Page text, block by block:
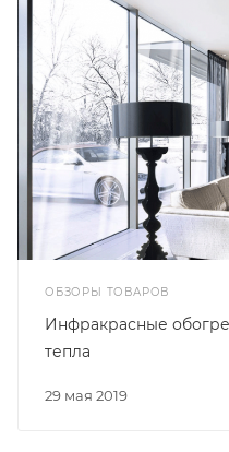
ОБЗОРЫ ТОВАРОВ
29 мая 2019
Инфракрасные
тепла